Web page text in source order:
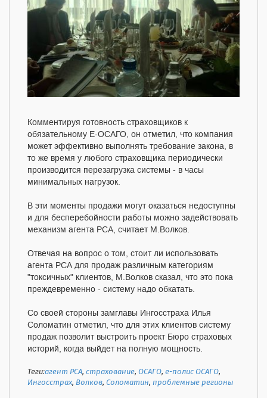
Комментируя готовность страховщиков к
обязательному Е-ОСАГО, он отметил, что компания
может эффективно выполнять требование закона, в
то же время у любого страховщика периодически
производится перезагрузка системы - в часы
минимальных нагрузок.
В эти моменты продажи могут оказаться недоступны
и для бесперебойности работы можно задействовать
механизм агента РСА, считает М.Волков.
Отвечая на вопрос о том, стоит ли использовать
агента РСА для продаж различным категориям
"токсичных" клиентов, М.Волков сказал, что это пока
преждевременно - систему надо обкатать.
Со своей стороны замглавы Ингосстраха Илья
Соломатин отметил, что для этих клиентов систему
продаж позволит выстроить проект Бюро страховых
историй, когда выйдет на полную мощность.
Теги:агент РСА,страхование,ОСАГО,е-полис ОСАГО,
Ингосстрах, Волков,Соломатин,проблемные регионы